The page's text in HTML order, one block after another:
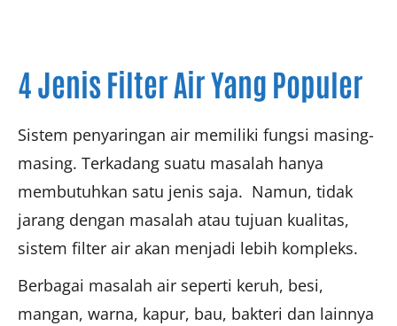
4 Jenis Filter Air Yang Populer
Sistem penyaringan air memiliki fungsi masing-
masing. Terkadang suatu masalah hanya
membutuhkan satu jenis saja. Namun, tidak
jarang dengan masalah atau tujuan kualitas,
sistem filter air akan menjadi lebih kompleks.
Berbagai masalah air seperti keruh, besi,
mangan, warna, kapur, bau, bakteri dan lainnya